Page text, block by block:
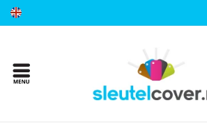
Home